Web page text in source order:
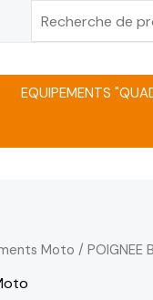
Rechercher
EQUIPEMENTS
Moto / POIGNEE